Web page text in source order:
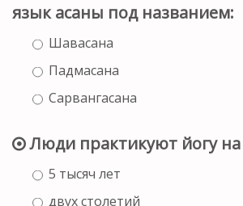
язык асаны под названием:
Шавасана
Падмасана
Сарвангасана
Люди практикуют йогу
5 тысяч лет
двух столетий